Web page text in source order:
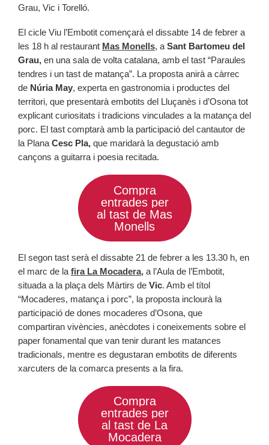
Grau, Vic i Torelló.
El cicle Viu l’Embotit començarà el dissabte 14 de febrer a
les 18 h al restaurant Mas Monells, aSant Bartomeu del
Grau, en una sala de volta catalana, amb el tast “Paraules
tendres i un tast de matança”. La proposta anirà a càrrec
de Núria May, experta en gastronomia i productes del
territori, que presentarà embotits del Lluçanès i d’Osona tot
explicant curiositats i tradicions vinculades a la matança del
porc. El tast comptarà amb la participació del cantautor de
la PlanaCesc Pla, que maridarà la degustació amb
cançons a guitarra i poesia recitada.
Compra
entrades per
al tast de Mas
Monells
El segon tast serà el dissabte 21 de febrer a les 13.30 h, en
el marc de la fira La Mocadera, a l’Aula de l’Embotit,
situada a la plaça dels Màrtirs de Vic. Amb el títol
“Mocaderes, matança i porc”, la proposta inclourà la
participació de dones mocaderes d’Osona, que
compartiran vivències, anècdotes i coneixements sobre el
paper fonamental que van tenir durant les matances
tradicionals, mentre es degustaran embotits de diferents
xarcuters de la comarca presents a la fira.
Compra
entrades per
al tast de La
Mocadera